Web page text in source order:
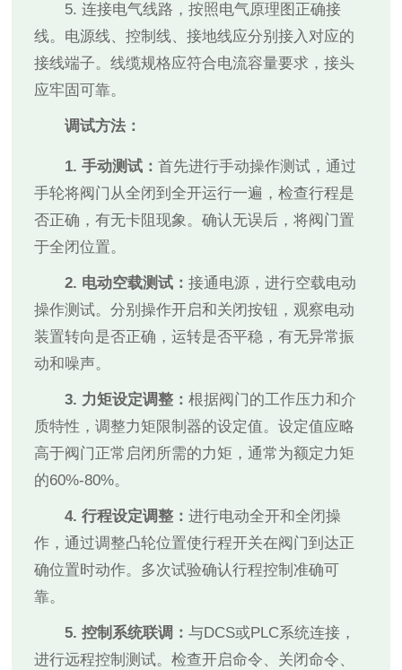
5. 连接电气线路，按照电气原理图正确接
线。电源线、控制线、接地线应分别接入对应的
接线端子。线缆规格应符合电流容量要求，接头
应牢固可靠。
调试方法：
1. 手动测试：首先进行手动操作测试，通过
手轮将阀门从全闭到全开运行一遍，检查行程是
否正确，有无卡阻现象。确认无误后，将阀门置
于全闭位置。
2. 电动空载测试：接通电源，进行空载电动
操作测试。分别操作开启和关闭按钮，观察电动
装置转向是否正确，运转是否平稳，有无异常振
动和噪声。
3. 力矩设定调整：根据阀门的工作压力和介
质特性，调整力矩限制器的设定值。设定值应略
高于阀门正常启闭所需的力矩，通常为额定力矩
的60%-80%。
4. 行程设定调整：进行电动全开和全闭操
作，通过调整凸轮位置使行程开关在阀门到达正
确位置时动作。多次试验确认行程控制准确可
靠。
5. 控制系统联调：与DCS或PLC系统连接，
进行远程控制测试。检查开启命令、关闭命令、